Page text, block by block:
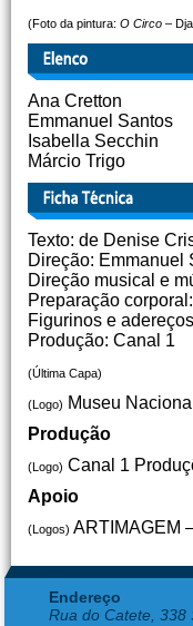
(Foto da pintura: O Circo –
Ana Cretton
Emmanuel Santos
Isabella Secchin
Márcio Trigo
Texto: de Denise
Direção: Emmanuel
Direção musical e
Preparação
Figurinos e
Produção: Canal 1
(Última Capa)
(Logo) Museu
Produção
(Logo) Canal 1
Apoio
(Logos) ARTIMAGEM
Endereço
Rua do Catete, 338